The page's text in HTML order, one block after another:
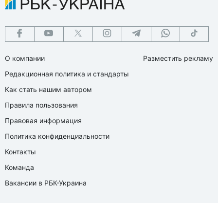
О компании
Редакционная политика и стандарты
Как стать нашим автором
Правила пользования
Правовая информация
Политика конфиденциальности
Контакты
Команда
Вакансии в РБК-Украина
Разместить рекламу